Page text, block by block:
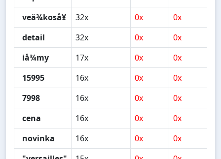
veä¾koså¥
32x 0x 0x
detail
32x 0x 0x
iå¾my
17x 0x 0x
15995
16x 0x 0x
7998
16x 0x 0x
cena
16x 0x 0x
novinka
16x 0x 0x